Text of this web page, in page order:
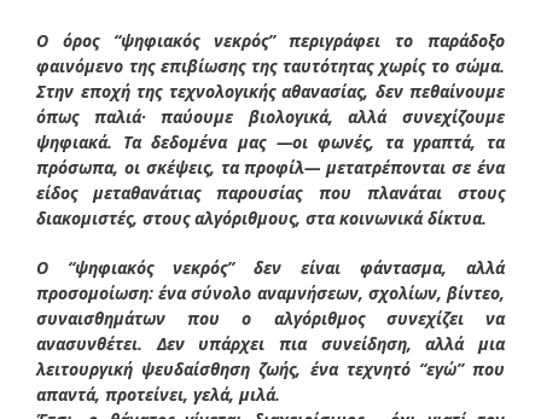
Ο όρος “ψηφιακός νεκρός” περιγράφει το παράδοξο
φαινόμενο της επιβίωσης της ταυτότητας χωρίς το σώμα.
Στην εποχή της τεχνολογικής αθανασίας, δεν πεθαίνουμε
όπως παλιά· παύουμε βιολογικά, αλλά συνεχίζουμε
ψηφιακά. Τα δεδομένα μας —οι φωνές, τα γραπτά, τα
πρόσωπα, οι σκέψεις, τα προφίλ— μετατρέπονται σε ένα
είδος μεταθανάτιας παρουσίας που πλανάται στους
διακομιστές, στους αλγόριθμους, στα κοινωνικά δίκτυα.
Ο “ψηφιακός νεκρός” δεν είναι φάντασμα, αλλά
προσομοίωση: ένα σύνολο αναμνήσεων, σχολίων, βίντεο,
συναισθημάτων που ο αλγόριθμος συνεχίζει να
ανασυνθέτει. Δεν υπάρχει πια συνείδηση, αλλά μια
λειτουργική ψευδαίσθηση ζωής, ένα τεχνητό “εγώ” που
απαντά, προτείνει, γελά, μιλά.